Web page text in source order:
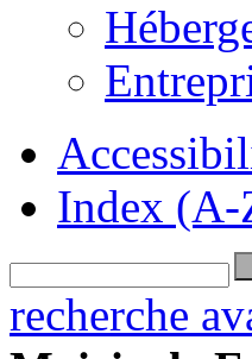
Index (A-
recherche